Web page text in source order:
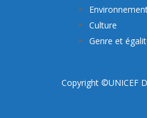
Culture
Genre et
Copyright ©UNICEF